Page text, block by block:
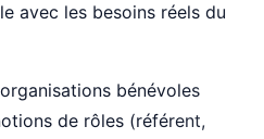
avec les besoins réels du
bénévoles
de rôles (référent,